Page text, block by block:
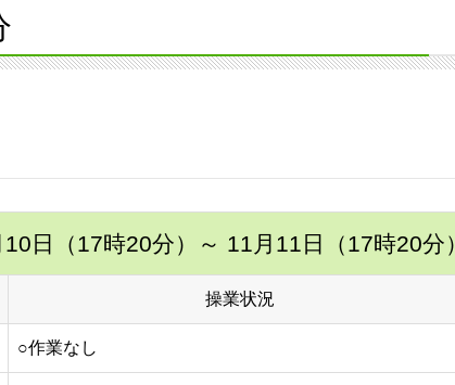
日（17時20分） ～ 11月11日（17時20分）
操業状況
○作業なし